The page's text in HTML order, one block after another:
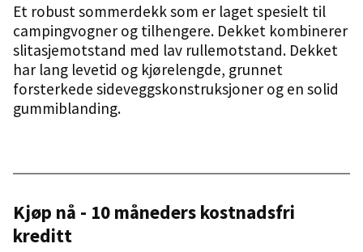
Et robust sommerdekk som er laget spesielt til
campingvogner og tilhengere. Dekket kombinerer
slitasjemotstand med lav rullemotstand. Dekket
har lang levetid og kjørelengde, grunnet
forsterkede sideveggskonstruksjoner og en solid
gummiblanding.
Kjøp nå - 10 måneders kostnadsfri
kreditt